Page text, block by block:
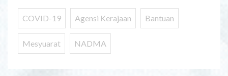
COVID-19 Agensi Kerajaan Bantuan
Mesyuarat NADMA